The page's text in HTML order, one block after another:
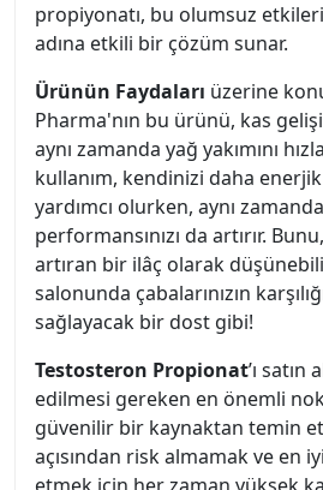
propiyonatı, bu olumsuz
adına etkili bir çözüm sunar.
Ürünün Faydaları üzerine
Pharma'nın bu ürünü, kas
aynı zamanda yağ yakımını
kullanım, kendinizi daha
yardımcı olurken, aynı
performansınızı da artırır.
artıran bir ilâç olarak
salonunda çabalarınızın
sağlayacak bir dost gibi!
Testosteron Propionat’ı
edilmesi gereken en önemli
güvenilir bir kaynaktan temin
açısından risk almamak ve en